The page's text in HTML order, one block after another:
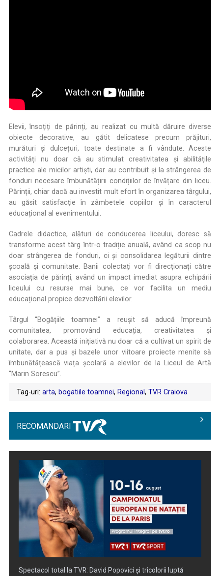
Elevii, însoțiți de părinți, au realizat cu multă dăruire diverse
obiecte decorative, au gătit delicatese precum prăjituri,
murături și dulcețuri, toate destinate a fi vândute. Aceste
activități nu doar că au stimulat creativitatea și abilitățile
practice ale micilor artiști, dar au contribuit și la strângerea de
fonduri necesare îmbunătățirii condițiilor de învățare din liceu.
Părinții, chiar dacă au investit mult efort în organizarea târgului,
au găsit satisfacție în zâmbetele copiilor și în caracterul
educațional al evenimentului.
Cadrele didactice, alături de conducerea liceului, doresc să
transforme acest târg într-o tradiție anuală, având ca scop nu
doar strângerea de fonduri, ci și consolidarea legăturii dintre
școală și comunitate. Banii colectați vor fi direcționați către
asociația de părinți, având un impact imediat asupra echipării
liceului cu resurse mai bune, ce vor facilita un mediu
educațional propice dezvoltării elevilor.
Târgul “Bogățiile toamnei” a reușit să aducă împreună
comunitatea, promovând educația, creativitatea și
colaborarea. Această inițiativă nu doar că a cultivat un spirit de
unitate, dar a pus și bazele unor viitoare proiecte menite să
îmbunătățească viața școlară a elevilor de la Liceul de Artă
“Marin Sorescu”.
Tag-uri: arta, bogatiile toamnei, Regional , TVR Craiova
RECOMANDARI
Prima câştigătoare a trofeului „Vedeta populară” şi-a